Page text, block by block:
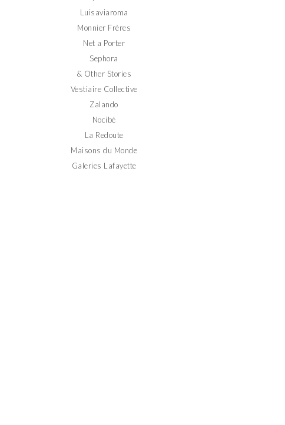
Luisaviaroma
Monnier Frères
Net a Porter
Sephora
& Other Stories
Vestiaire Collective
Zalando
Nocibé
La Redoute
Maisons du Monde
Galeries Lafayette